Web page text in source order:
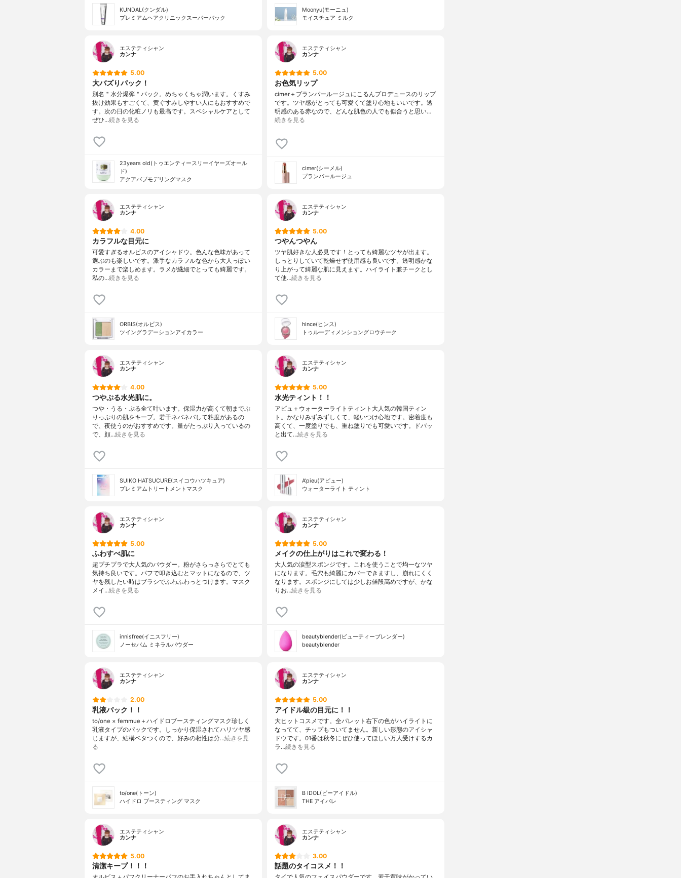
KUNDAL(クンダル)
プレミアムヘアクリニックスーパーパック
Moonyu(モーニュ)
モイスチュア ミルク
エステティシャン
カンナ
5.00
大バズりパック！
別名＂水分爆弾＂パック。めちゃくちゃ潤います。くすみ
抜け効果もすごくて、黄ぐすみしやすい人にもおすすめで
す。次の日の化粧ノリも最高です。スペシャルケアとして
ぜひ…続きを見る
23years old(トゥエンティースリーイヤーズオール
ド)
アクアバブモデリングマスク
エステティシャン
カンナ
5.00
お色気リップ
cimer＋プランパールージュにこるんプロデュースのリップ
です。ツヤ感がとっても可愛くて塗り心地もいいです。透
明感のある赤なので、どんな肌色の人でも似合うと思い…
続きを見る
cimer(シーメル)
プランパールージュ
エステティシャン
カンナ
4.00
カラフルな目元に
可愛すぎるオルビスのアイシャドウ。色んな色味があって
選ぶのも楽しいです。派手なカラフルな色から大人っぽい
カラーまで楽しめます。ラメが繊細でとっても綺麗です。
私の…続きを見る
ORBIS(オルビス)
ツイングラデーションアイカラー
エステティシャン
カンナ
5.00
つやんつやん
ツヤ肌好きな人必見です！とっても綺麗なツヤが出ます。
しっとりしていて乾燥せず使用感も良いです。透明感かな
り上がって綺麗な肌に見えます。ハイライト兼チークとし
て使…続きを見る
hince(ヒンス)
トゥルーディメンショングロウチーク
エステティシャン
カンナ
4.00
つやぷる水光肌に。
つや・うる・ぷる全て叶います。保湿力が高くて朝までぷ
りっぷりの肌をキープ。若干ネバネバして粘度があるの
で、夜使うのがおすすめです。量がたっぷり入っているの
で、顔…続きを見る
SUIKO HATSUCURE(スイコウハツキュア)
プレミアムトリートメントマスク
エステティシャン
カンナ
5.00
水光ティント！！
アピュ＋ウォーターライトティント大人気の韓国ティン
ト。かなりみずみずしくて、軽いつけ心地です。密着度も
高くて、一度塗りでも、重ね塗りでも可愛いです。ドバッ
と出て…続きを見る
A'pieu(アピュー)
ウォーターライト ティント
エステティシャン
カンナ
5.00
ふわすべ肌に
超プチプラで大人気のパウダー。粉がさらっさらでとても
気持ち良いです。パフで叩き込むとマットになるので、ツ
ヤを残したい時はブラシでふわふわっとつけます。マスク
メイ…続きを見る
innisfree(イニスフリー)
ノーセバム ミネラルパウダー
エステティシャン
カンナ
5.00
メイクの仕上がりはこれで変わる！
大人気の涙型スポンジです。これを使うことで均一なツヤ
になります。毛穴も綺麗にカバーできますし、崩れにくく
なります。スポンジにしては少しお値段高めですが、かな
りお…続きを見る
beautyblender(ビューティーブレンダー)
beautyblender
エステティシャン
カンナ
2.00
乳液パック！！
to/one × femmue＋ハイドロブースティングマスク珍しく
乳液タイプのパックです。しっかり保湿されてハリツヤ感
じますが、結構ベタつくので、好みの相性は分…続きを見
る
to/one(トーン)
ハイドロ ブースティング マスク
エステティシャン
カンナ
5.00
アイドル級の目元に！！
大ヒットコスメです。全パレット右下の色がハイライトに
なってて、チップもついてません。新しい形態のアイシャ
ドウです。01番は秋冬にぜひ使ってほしい万人受けするカ
ラ…続きを見る
B IDOL(ビーアイドル)
THE アイパレ
エステティシャン
カンナ
5.00
清潔キープ！！！
エステティシャン
カンナ
3.00
話題のタイコスメ！！